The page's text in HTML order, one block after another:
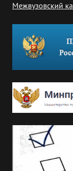
Межвузовский